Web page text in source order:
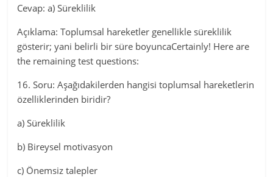
Cevap: a) Süreklilik
Açıklama: Toplumsal hareketler genellikle süreklilik
gösterir; yani belirli bir süre boyuncaCertainly! Here are
the remaining test questions:
16. Soru: Aşağıdakilerden hangisi toplumsal hareketlerin
özelliklerinden biridir?
a) Süreklilik
b) Bireysel motivasyon
c) Önemsiz talepler